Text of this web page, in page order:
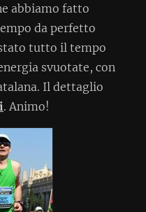
abbiamo fatto
da perfetto
tutto il tempo
svuotate, con
Il dettaglio
. Animo!